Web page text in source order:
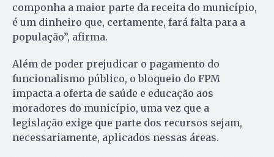
componha a maior parte da receita do município,
é um dinheiro que, certamente, fará falta para a
população”, afirma.
Além de poder prejudicar o pagamento do
funcionalismo público, o bloqueio do FPM
impacta a oferta de saúde e educação aos
moradores do município, uma vez que a
legislação exige que parte dos recursos sejam,
necessariamente, aplicados nessas áreas.